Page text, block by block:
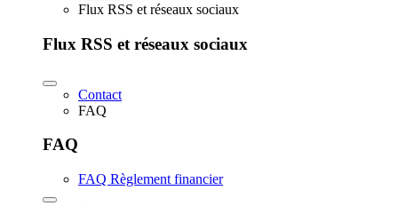
Flux RSS et réseaux sociaux
Flux RSS et réseaux sociaux
Contact
FAQ
FAQ
FAQ Règlement financier